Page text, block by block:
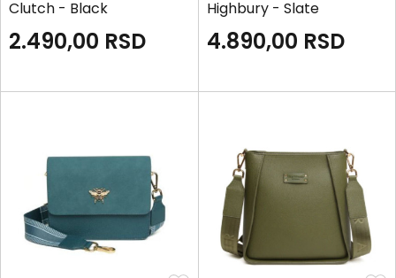
Clutch - Black
2.490,00 RSD
Highbury - Slate
4.890,00 RSD